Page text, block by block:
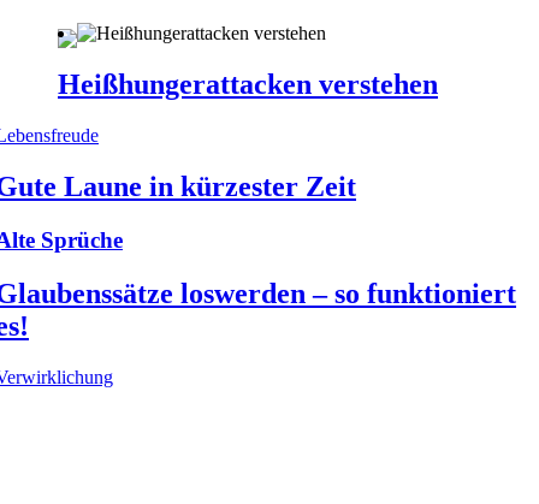
Heißhungerattacken verstehen
Laune in kürzester Zeit
Sprüche
loswerden – so funktioniert